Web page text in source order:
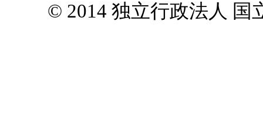
© 2014 独立行政法人 国